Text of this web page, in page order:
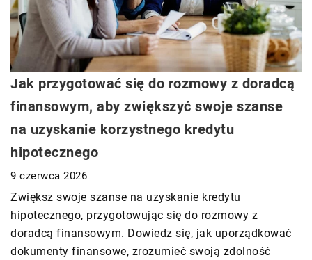
Jak przygotować się do rozmowy z doradcą
finansowym, aby zwiększyć swoje szanse
na uzyskanie korzystnego kredytu
hipotecznego
9 czerwca 2026
Zwiększ swoje szanse na uzyskanie kredytu
hipotecznego, przygotowując się do rozmowy z
doradcą finansowym. Dowiedz się, jak uporządkować
dokumenty finansowe, zrozumieć swoją zdolność